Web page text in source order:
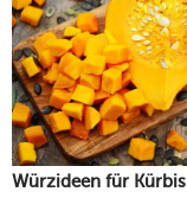
Würzideen für Kürbis